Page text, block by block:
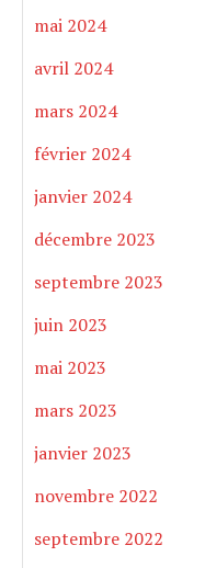
mai 2024
avril 2024
mars 2024
février 2024
janvier 2024
décembre 2023
septembre 2023
juin 2023
mai 2023
mars 2023
janvier 2023
novembre 2022
septembre 2022